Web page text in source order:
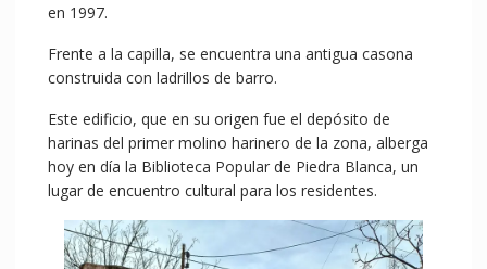
en 1997.
Frente a la capilla, se encuentra una antigua casona
construida con ladrillos de barro.
Este edificio, que en su origen fue el depósito de
harinas del primer molino harinero de la zona, alberga
hoy en día la Biblioteca Popular de Piedra Blanca, un
lugar de encuentro cultural para los residentes.